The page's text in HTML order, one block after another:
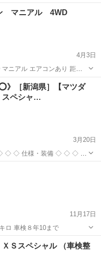
■ グレード名： ＸＴ ■
ッション： AT4速 ■ ...
マニアル 4WD
4月3日
ニアル エアコンあり 距離
ワゴン
》［新潟県］【マツダ
スペシャ…
3月20日
XS スペシャル ■ 修復歴 :
11月17日
99000キロ 車検８年10まで
Ｓスペシャル （車検整